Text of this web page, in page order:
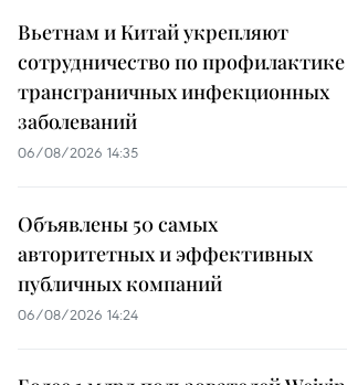
Вьетнам и Китай укрепляют
сотрудничество по профилактике
трансграничных инфекционных
заболеваний
06/08/2026 14:35
Объявлены 50 самых
авторитетных и эффективных
публичных компаний
06/08/2026 14:24